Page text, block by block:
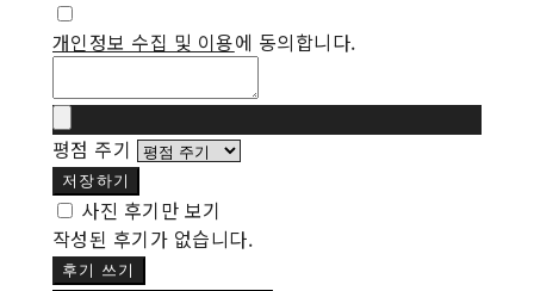
개인정보 수집 및 이용에 동의합니다.
평점 주기
저장하기
사진 후기만 보기
작성된 후기가 없습니다.
후기 쓰기